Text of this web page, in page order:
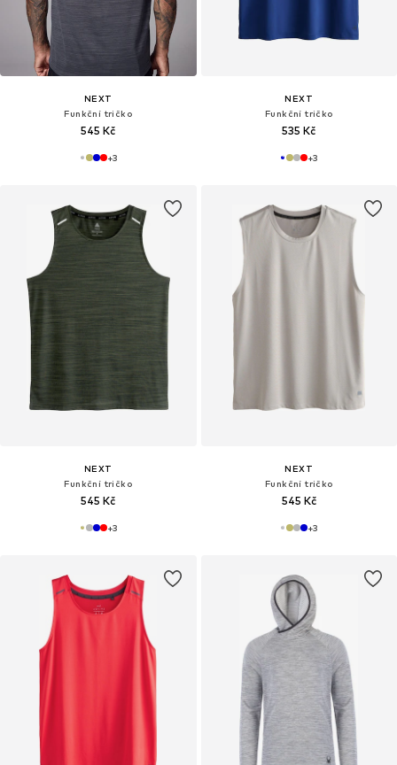
NEXT
Funkční tričko
545 Kč
+3
NEXT
Funkční tričko
535 Kč
+3
NEXT
Funkční tričko
545 Kč
+3
NEXT
Funkční tričko
545 Kč
+3